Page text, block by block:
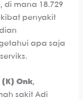
di mana 18.729
penyakit
apa saja
(K) Onk,
sakit Adi